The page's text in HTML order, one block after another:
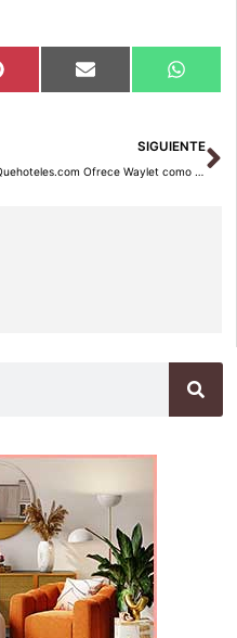
Compartir
en
Pinterest Compartir
en
Email
en
SIGUIENTE
Quehoteles.com Ofrece Waylet como Nueva Forma de Pago